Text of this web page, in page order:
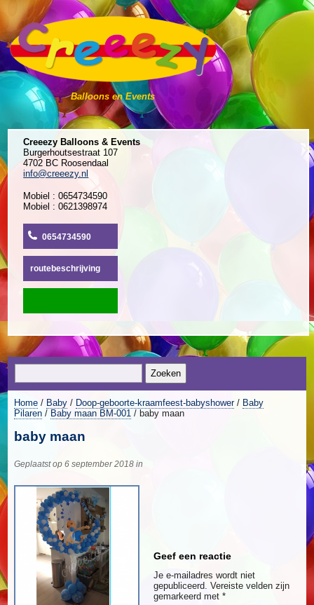
Balloons en Events
Creeezy Balloons & Events
Burgerhoutsestraat 107
4702 BC Roosendaal
info@creeezy.nl
Mobiel : 0654734590
Mobiel : 0621398974
0654734590
routebeschrijving
Home/ Baby/ Doop-geboorte-kraamfeest-babyshower/ Baby
Pilaren/ Baby maan BM-001/ baby maan
baby maan
Geplaatst op 6 september 2018 in
Geef een reactie
Je e-mailadres wordt niet
gepubliceerd. Vereiste velden zijn
gemarkeerd met *